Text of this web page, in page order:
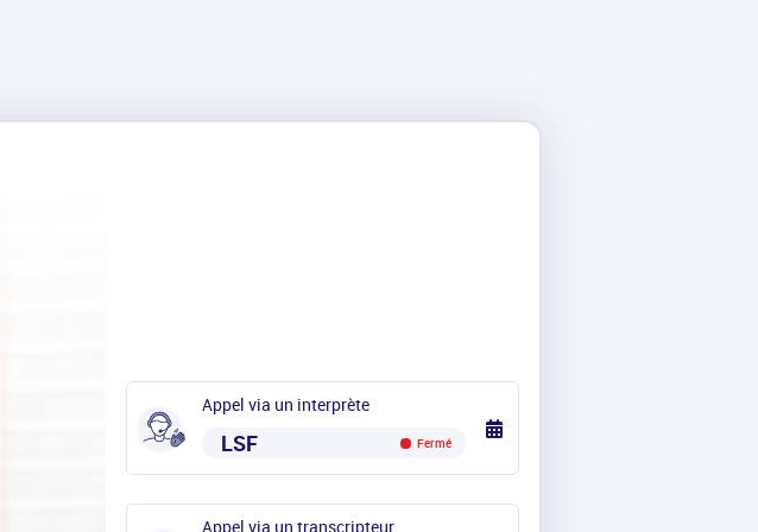
Appel via un interprète
LSF Fermé
Appel via un transcripteur